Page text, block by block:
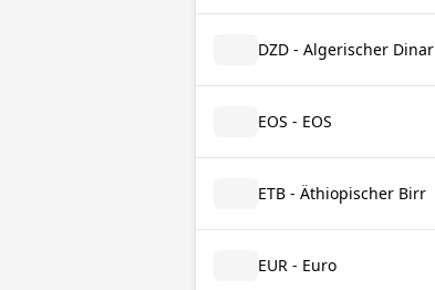
DZD - Algerischer Dinar
EOS - EOS
ETB - Äthiopischer Birr
EUR - Euro